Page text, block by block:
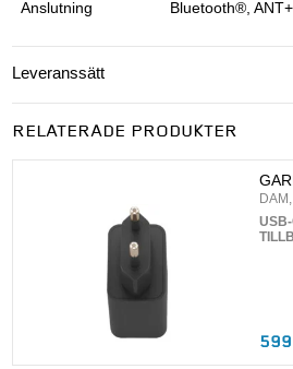
Anslutning Bluetooth®,
Leveranssätt
Ange postnummer för att se leveranssätt
RELATERADE PRODUKTER